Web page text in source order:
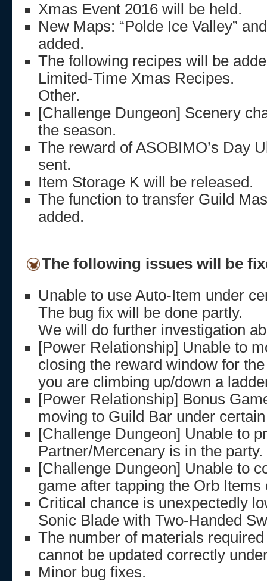
Xmas Event 2016 will be held.
New Maps: “Polde Ice Valley”
added.
The following recipes will be
Limited-Time Xmas Recipes.
Other.
[Challenge Dungeon] Scenery
the season.
The reward of ASOBIMO’s Day
sent.
Item Storage K will be released.
The function to transfer Guild
added.
The following issues will be
Unable to use Auto-Item under
The bug fix will be done partly.
We will do further investigation
[Power Relationship] Unable to
closing the reward window for
you are climbing up/down a
[Power Relationship] Bonus
moving to Guild Bar under
[Challenge Dungeon] Unable to
Partner/Mercenary is in the party.
[Challenge Dungeon] Unable to
game after tapping the Orb Items
Critical chance is unexpectedly
Sonic Blade with Two-Handed
The number of materials
cannot be updated correctly
Minor bug fixes.